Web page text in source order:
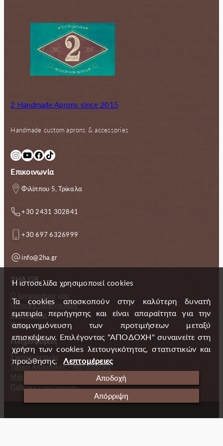
2 Handmade Aprons since 2015
Handmade custom aprons & accessories
InstagramYouTube Facebook TikTok
Επικοινωνία
Φιλίππου 5, Τρίκαλα
+30 2431 302841
+30 697 6326999
info@2ha.gr
2HA.GR
Ο λογαριασμός μου
Ιστορικό παραγγελιών
Επικοινωνία
Gallery
Πληροφορίες
Σχετικά με εμάς
Τρόποι Αποστολής – Μεταφορικά
Μέθοδοι πληρωμής
Πολιτική Επιστροφών
Copyright (c) 2024 2 Handmade Aprons
Η ιστοσελίδα χρησιμοποιεί cookies
Τα cookies αποσκοπούν στην καλύτερη δυνατή
εμπειρία περιήγησης και είναι απαραίτητα για την
απομνημόνευση των προτιμήσεων μεταξύ
επισκέψεων. Επιλέγοντας "ΑΠΟΔΟΧΗ" συναινείτε στη
χρήση των cookies λειτουγικότητας, στατιστικών και
προώθησης.
Λεπτομέρειες
Αποδοχή
Απόρριψη